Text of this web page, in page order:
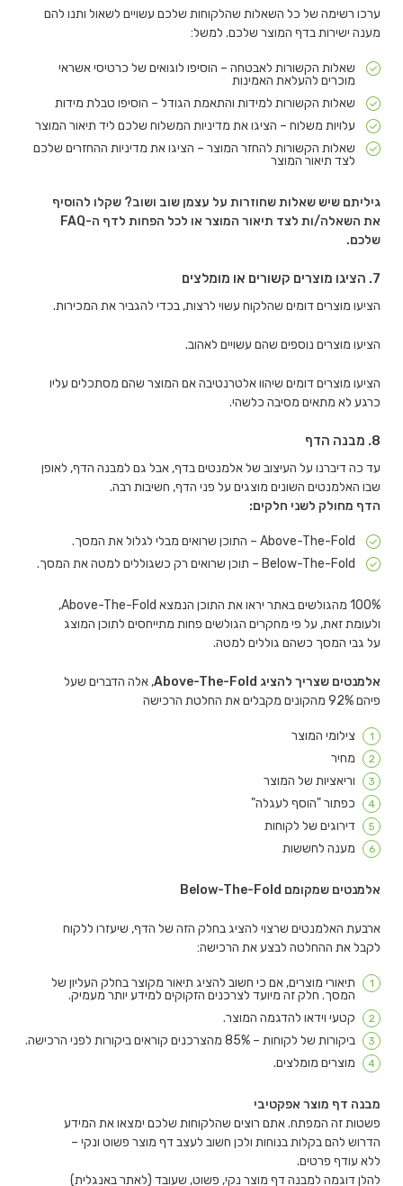
ערכו רשימה של כל השאלות שהלקוחות שלכם עשויים לשאול ותנו להם
מענה ישירות בדף המוצר שלכם. למשל:
שאלות הקשורות לאבטחה – הוסיפו לוגואים של כרטיסי אשראי
מוכרים להעלאת האמינות
שאלות הקשורות למידות והתאמת הגודל – הוסיפו טבלת מידות
עלויות משלוח – הציגו את מדיניות המשלוח שלכם ליד תיאור המוצר
שאלות הקשורות להחזר המוצר – הציגו את מדיניות ההחזרים שלכם
לצד תיאור המוצר
גיליתם שיש שאלות שחוזרות על עצמן שוב ושוב? שקלו להוסיף
את השאלה/ות לצד תיאור המוצר או לכל הפחות לדף ה-FAQ
שלכם.
7. הציגו מוצרים קשורים או מומלצים
הציעו מוצרים דומים שהלקוח עשוי לרצות, בכדי להגביר את המכירות.
הציעו מוצרים נוספים שהם עשויים לאהוב.
הציעו מוצרים דומים שיהוו אלטרנטיבה אם המוצר שהם מסתכלים עליו
כרגע לא מתאים מסיבה כלשהי.
8. מבנה הדף
עד כה דיברנו על העיצוב של אלמנטים בדף, אבל גם למבנה הדף, לאופן
שבו האלמנטים השונים מוצגים על פני הדף, חשיבות רבה.
הדף מחולק לשני חלקים:
Above-The-Fold – התוכן שרואים מבלי לגלול את המסך.
Below-The-Fold – תוכן שרואים רק כשגוללים למטה את המסך.
100% מהגולשים באתר יראו את התוכן הנמצא Above-The-Fold,
ולעומת זאת, על פי מחקרים הגולשים פחות מתייחסים לתוכן המוצג
על גבי המסך כשהם גוללים למטה.
אלמנטים שצריך להציג Above-The-Fold
, אלה הדברים שעל
פיהם 92% מהקונים מקבלים את החלטת הרכישה
צילומי המוצר
מחיר
וריאציות של המוצר
כפתור "הוסף לעגלה"
דירוגים של לקוחות
מענה לחששות
אלמנטים שמקומם Below-The-Fold
ארבעת האלמנטים שרצוי להציג בחלק הזה של הדף, שיעזרו ללקוח
לקבל את ההחלטה לבצע את הרכישה:
תיאורי מוצרים, אם כי חשוב להציג תיאור מקוצר בחלק העליון של
המסך. חלק זה מיועד לצרכנים הזקוקים למידע יותר מעמיק.
קטעי וידאו להדגמה המוצר.
ביקורות של לקוחות – 85% מהצרכנים קוראים ביקורות לפני הרכישה.
מוצרים מומלצים.
מבנה דף מוצר אפקטיבי
פשטות זה המפתח. אתם רוצים שהלקוחות שלכם ימצאו את המידע
הדרוש להם בקלות בנוחות ולכן חשוב לעצב דף מוצר פשוט ונקי –
ללא עודף פרטים.
להלן דוגמה למבנה דף מוצר נקי, פשוט, שעובד (לאתר באנגלית)